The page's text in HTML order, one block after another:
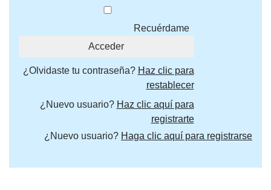
Recuérdame
¿Olvidaste tu contraseña? Haz clic para
restablecer
¿Nuevo usuario? Haz clic aquí para
registrarte
¿Nuevo usuario? Haga clic aquí para registrarse